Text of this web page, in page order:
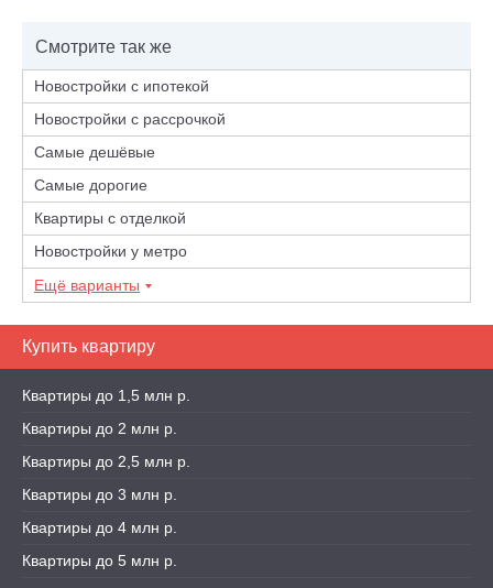
Смотрите так же
Новостройки с ипотекой
Новостройки с рассрочкой
Самые дешёвые
Самые дорогие
Квартиры с отделкой
Новостройки у метро
Ещё варианты
Купить квартиру
Квартиры до 1,5 млн р.
Квартиры до 2 млн р.
Квартиры до 2,5 млн р.
Квартиры до 3 млн р.
Квартиры до 4 млн р.
Квартиры до 5 млн р.